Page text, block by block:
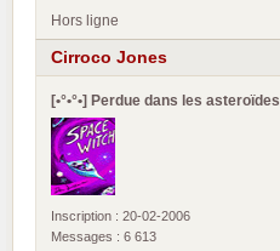
Hors ligne
Cirroco Jones
[•°•°•] Perdue dans les asteroïdes
Inscription : 20-02-2006
Messages : 6 613